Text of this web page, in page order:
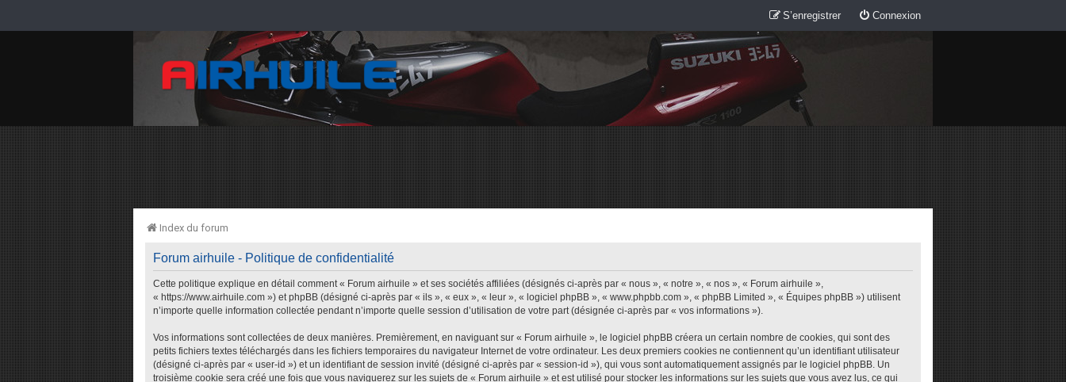
Connexion
S’enregistrer
Index du forum
Forum airhuile - Politique de confidentialité
Cette politique explique en détail comment « Forum airhuile » et ses sociétés affiliées (désignés ci-après par « nous », « notre », « nos », « Forum airhuile »,
« https://www.airhuile.com ») et phpBB (désigné ci-après par « ils », « eux », « leur », « logiciel phpBB », « www.phpbb.com », « phpBB Limited », « Équipes phpBB ») utilisent
n’importe quelle information collectée pendant n’importe quelle session d’utilisation de votre part (désignée ci-après par « vos informations »).
Vos informations sont collectées de deux manières. Premièrement, en naviguant sur « Forum airhuile », le logiciel phpBB créera un certain nombre de cookies, qui sont des
petits fichiers textes téléchargés dans les fichiers temporaires du navigateur Internet de votre ordinateur. Les deux premiers cookies ne contiennent qu’un identifiant utilisateur
(désigné ci-après par « user-id ») et un identifiant de session invité (désigné ci-après par « session-id »), qui vous sont automatiquement assignés par le logiciel phpBB. Un
troisième cookie sera créé une fois que vous naviguerez sur les sujets de « Forum airhuile » et est utilisé pour stocker les informations sur les sujets que vous avez lus, ce qui